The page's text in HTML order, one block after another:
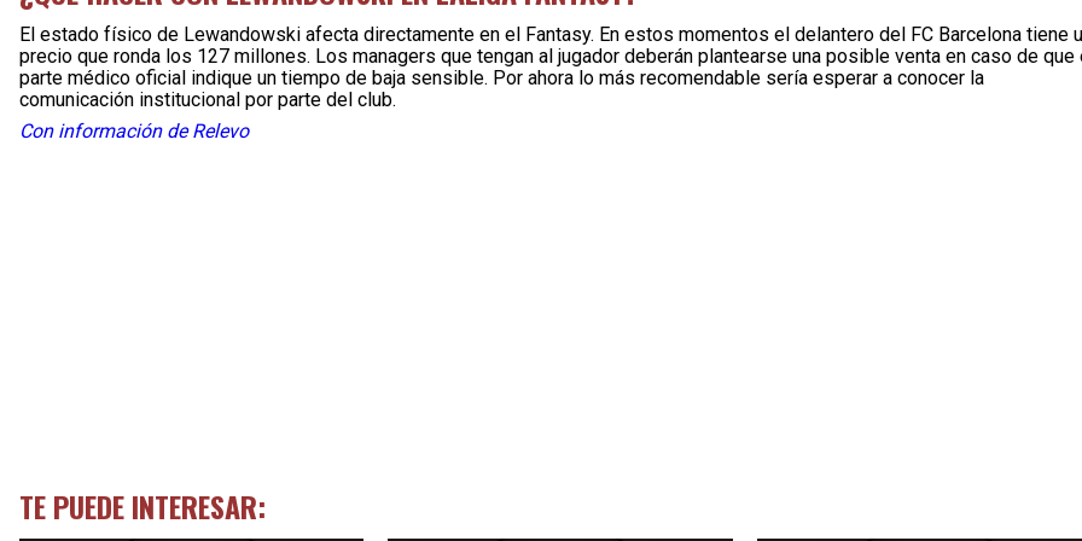
El estado físico de Lewandowski afecta directamente en el Fantasy. En estos momentos el delantero del FC Barcelona tiene
precio que ronda los 127 millones. Los managers que tengan al jugador deberán plantearse una posible venta en caso de que
parte médico oficial indique un tiempo de baja sensible. Por ahora lo más recomendable sería esperar a conocer la
comunicación institucional por parte del club.
Con información de Relevo
TE PUEDE INTERESAR: